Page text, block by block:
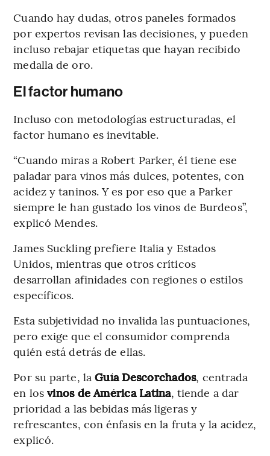
Cuando hay dudas, otros paneles formados
por expertos revisan las decisiones, y pueden
incluso rebajar etiquetas que hayan recibido
medalla de oro.
El factor humano
Incluso con metodologías estructuradas, el
factor humano es inevitable.
“Cuando miras a Robert Parker, él tiene ese
paladar para vinos más dulces, potentes, con
acidez y taninos. Y es por eso que a Parker
siempre le han gustado los vinos de Burdeos”,
explicó Mendes.
James Suckling prefiere Italia y Estados
Unidos, mientras que otros críticos
desarrollan afinidades con regiones o estilos
específicos.
Esta subjetividad no invalida las puntuaciones,
pero exige que el consumidor comprenda
quién está detrás de ellas.
Por su parte, la Guía Descorchados, centrada
en losvinos de América Latina, tiende a dar
prioridad a las bebidas más ligeras y
refrescantes, con énfasis en la fruta y la acidez,
explicó.